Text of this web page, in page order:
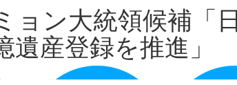
ョン大統領候補「
遺産登録を推進」